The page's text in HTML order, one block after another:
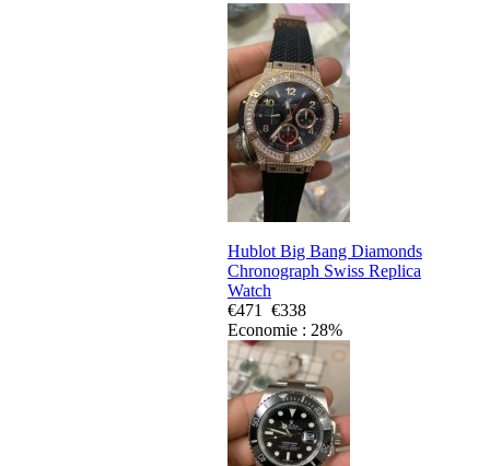
Hublot Big Bang Diamonds
Chronograph Swiss Replica
Watch
€471
€338
Economie : 28%